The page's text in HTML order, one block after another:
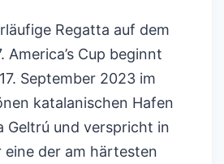
Regatta auf dem
America’s Cup beginnt
September 2023 im
katalanischen Hafen
Geltrú und verspricht in
eine der am härtesten